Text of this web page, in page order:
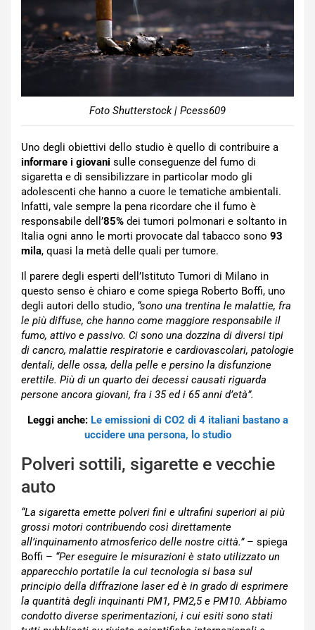
Foto Shutterstock | Pcess609
Uno degli obiettivi dello studio è quello di contribuire a
informare i giovani sulle conseguenze del fumo di
sigaretta e di sensibilizzare in particolar modo gli
adolescenti che hanno a cuore le tematiche ambientali.
Infatti, vale sempre la pena ricordare che il fumo è
responsabile dell’85% dei tumori polmonari e soltanto in
Italia ogni anno le morti provocate dal tabacco sono 93
mila, quasi la metà delle quali per tumore.
Il parere degli esperti dell ’Istituto Tumori di Milano in
questo senso è chiaro e come spiega Roberto Boffi, uno
degli autori dello studio, “sono una trentina le malattie, fra
le più diffuse, che hanno come maggiore responsabile il
fumo, attivo e passivo. Ci sono una dozzina di diversi tipi
di cancro, malattie respiratorie e cardiovascolari, patologie
dentali, delle ossa, della pelle e persino la disfunzione
erettile. Più di un quarto dei decessi causati riguarda
persone ancora giovani, fra i 35 ed i 65 anni d’età”.
Leggi anche: Le emissioni di CO2 di 4 italiani bastano a
uccidere una persona, lo studio
Polveri sottili, sigarette e vecchie
auto
“La sigaretta emette polveri fini e ultrafini superiori ai più
grossi motori contribuendo così direttamente
all’inquinamento atmosferico delle nostre città.”– spiega
Boffi – “Per eseguire le misurazioni è stato utilizzato un
apparecchio portatile la cui tecnologia si basa sul
principio della diffrazione laser ed è in grado di esprimere
la quantità degli inquinanti PM1, PM2,5 e PM10. Abbiamo
condotto diverse sperimentazioni, i cui esiti sono stati